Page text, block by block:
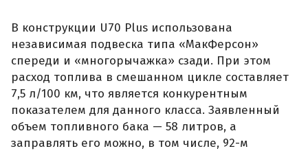
В конструкции U70 Plus использована
независимая подвеска типа «МакФерсон»
спереди и «многорычажка» сзади. При этом
расход топлива в смешанном цикле составляет
7,5 л/100 км, что является конкурентным
показателем для данного класса. Заявленный
объем топливного бака — 58 литров, а
заправлять его можно, в том числе, 92-м